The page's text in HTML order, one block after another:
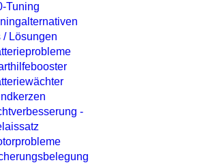
Tuning
/ Lösungen
-